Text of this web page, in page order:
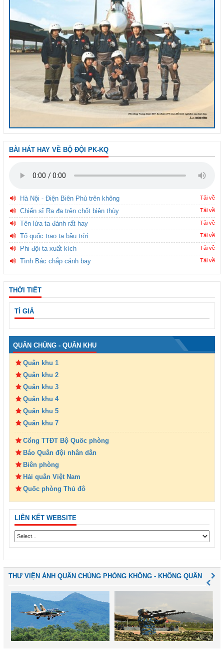
BÀI HÁT HAY VỀ BỘ ĐỘI PK-KQ
Hà Nội - Điện Biên Phủ trên không Tải về
Chiến sĩ Ra đa trên chốt biên thùy Tải về
Tên lửa ta đánh rất hay Tải về
Tổ quốc trao ta bầu trời Tải về
Phi đội ta xuất kích Tải về
Tình Bác chắp cánh bay Tải về
THỜI TIẾT
TỈ GIÁ
QUÂN CHỦNG - QUÂN KHU
Quân khu 1
Quân khu 2
Quân khu 3
Quân khu 4
Quân khu 5
Quân khu 7
Cổng TTĐT Bộ Quốc phòng
Báo Quân đội nhân dân
Biên phòng
Hải quân Việt Nam
Quốc phòng Thủ đô
LIÊN KẾT WEBSITE
THƯ VIỆN ẢNH QUÂN CHỦNG PHÒNG KHÔNG - KHÔNG QUÂN